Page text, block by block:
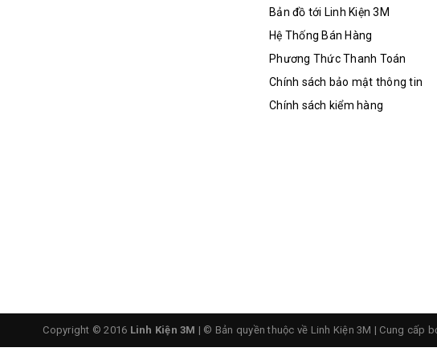
Bản đồ tới Linh Kiện 3M
Hệ Thống Bán Hàng
Phương Thức Thanh Toán
Chính sách bảo mật thông tin
Chính sách kiểm hàng
Copyright © 2016 Linh Kiện 3M | © Bản quyền thuộc về Linh Kiện 3M | Cung cấp